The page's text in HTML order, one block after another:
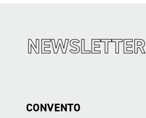
NEWSLETTER
CONVENTO